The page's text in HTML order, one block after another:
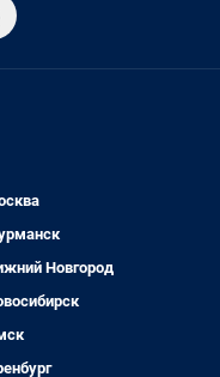
Новгород